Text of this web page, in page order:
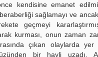
kendisine emanet
sağlamayı ve
geçmeyi
kurması, onun zaman
çıkan olaylarda
bir hayli uzadı.